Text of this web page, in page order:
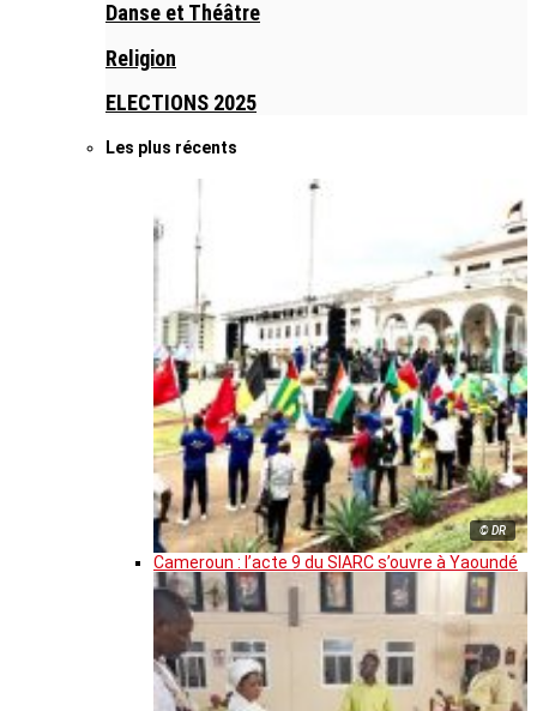
Danse et Théâtre
Religion
ELECTIONS 2025
Les plus récents
© DR
Cameroun : l’acte 9 du SIARC s’ouvre à Yaoundé